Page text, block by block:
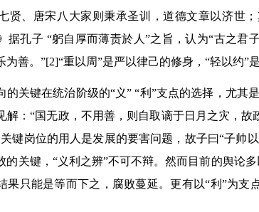
贤、唐宋八大家则秉承圣训，道德文章以济世
据孔子 “躬自厚而薄责於人 ”之旨，认为“古之君
善。 ”[2]“重以周”是严以律己的修身， “轻以约”
的关键在统治阶级的“义” “利 ”支点的选择，尤其
解：“国无政，不用善，则自取谪于日月之灾，
键岗位的用人是发展的要害问题，故子曰“子帅
的关键， “义利之辨”不可不辩。然而目前的舆论多
果只能是等而下之，腐败蔓延。更有以“利 ”为支